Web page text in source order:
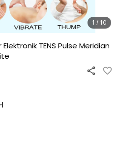
1 / 10
TENS Pulse Meridian